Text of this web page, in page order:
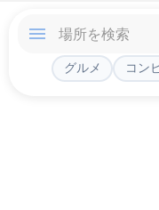
グルメ コン